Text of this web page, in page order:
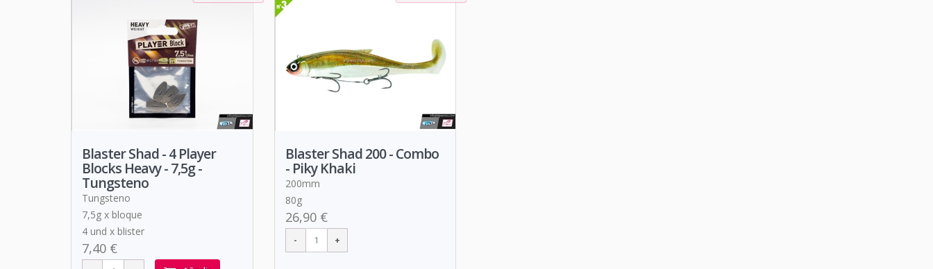
Blaster Shad - 4 Player
Blocks Heavy - 7,5g -
Tungsteno
Tungsteno
7,5g x bloque
4 und x blister
7,40 €
Blaster Shad 200 - Combo
- Piky Khaki
200mm
80g
26,90 €